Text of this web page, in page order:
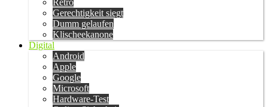
Retro
Gerechtigkeit siegt
Dumm gelaufen
Klischeekanone
Digital
Android
Apple
Google
Microsoft
Hardware-Test